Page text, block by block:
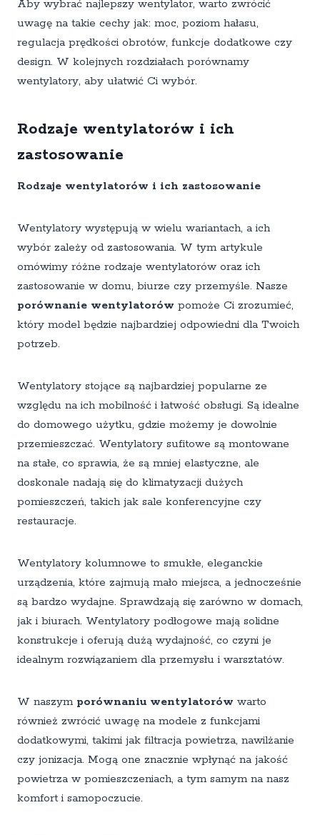
Aby wybrać najlepszy wentylator, warto zwrócić
uwagę na takie cechy jak: moc, poziom hałasu,
regulacja prędkości obrotów, funkcje dodatkowe czy
design. W kolejnych rozdziałach porównamy
wentylatory, aby ułatwić Ci wybór.
Rodzaje wentylatorów i ich
zastosowanie
Rodzaje wentylatorów i ich zastosowanie
Wentylatory występują w wielu wariantach, a ich
wybór zależy od zastosowania. W tym artykule
omówimy różne rodzaje wentylatorów oraz ich
zastosowanie w domu, biurze czy przemyśle. Nasze
porównanie wentylatorów pomoże Ci zrozumieć,
który model będzie najbardziej odpowiedni dla Twoich
potrzeb.
Wentylatory stojące są najbardziej popularne ze
względu na ich mobilność i łatwość obsługi. Są idealne
do domowego użytku, gdzie możemy je dowolnie
przemieszczać. Wentylatory sufitowe są montowane
na stałe, co sprawia, że są mniej elastyczne, ale
doskonale nadają się do klimatyzacji dużych
pomieszczeń, takich jak sale konferencyjne czy
restauracje.
Wentylatory kolumnowe to smukłe, eleganckie
urządzenia, które zajmują mało miejsca, a jednocześnie
są bardzo wydajne. Sprawdzają się zarówno w domach,
jak i biurach. Wentylatory podłogowe mają solidne
konstrukcje i oferują dużą wydajność, co czyni je
idealnym rozwiązaniem dla przemysłu i warsztatów.
W naszym porównaniu wentylatorów warto
również zwrócić uwagę na modele z funkcjami
dodatkowymi, takimi jak filtracja powietrza, nawilżanie
czy jonizacja. Mogą one znacznie wpłynąć na jakość
powietrza w pomieszczeniach, a tym samym na nasz
komfort i samopoczucie.